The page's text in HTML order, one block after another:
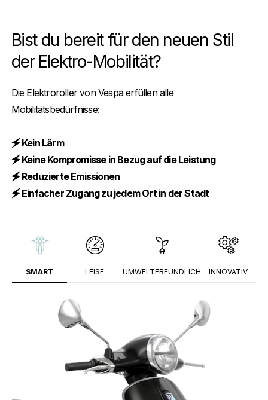
Bist du bereit für den neuen Stil
der Elektro-Mobilität?
Die Elektroroller von Vespa erfüllen alle
Mobilitätsbedürfnisse:
🗲 Kein Lärm
🗲 Keine Kompromisse in Bezug auf die Leistung
🗲 Reduzierte Emissionen
🗲 Einfacher Zugang zu jedem Ort in der Stadt
SMART LEISE UMWELTFREUNDLICH INNOVATIV